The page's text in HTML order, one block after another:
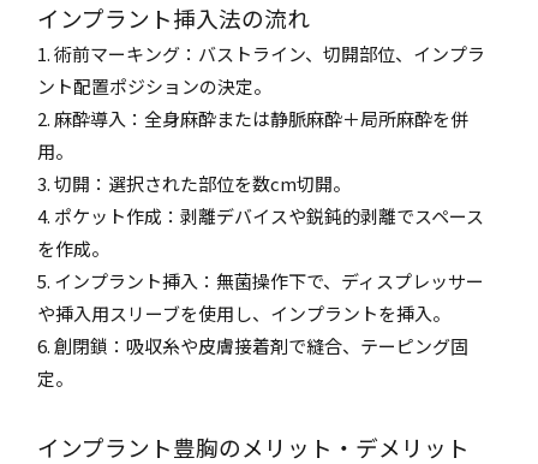
インプラント挿入法の流れ
1. 術前マーキング：バストライン、切開部位、インプラ
ント配置ポジションの決定。
2. 麻酔導入：全身麻酔または静脈麻酔＋局所麻酔を併
用。
3. 切開：選択された部位を数cm切開。
4. ポケット作成：剥離デバイスや鋭鈍的剥離でスペース
を作成。
5. インプラント挿入：無菌操作下で、ディスプレッサー
や挿入用スリーブを使用し、インプラントを挿入。
6. 創閉鎖：吸収糸や皮膚接着剤で縫合、テーピング固
定。
インプラント豊胸のメリット・デメリット